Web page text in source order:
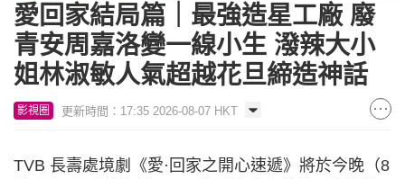
愛回家結局篇｜最強造星工廠 廢
青安周嘉洛變一線小生 潑辣大小
姐林淑敏人氣超越花旦締造神話
影視圈 更新時間：17:35 2026-08-07 HKT
TVB 長壽處境劇《愛·回家之開心速遞》將於今晚（8